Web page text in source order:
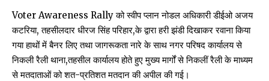
Voter Awareness Rally को स्वीप प्लान नोडल अधिकारी डीईओ अजय
कटरिया, तहसीलदार धीरज सिंह परिहार,के द्वारा हरी झंडी दिखाकर रवाना किया
गया हाथों में बैनर लिए तथा जागरूकता नारे के साथ नगर परिषद कार्यालय से
निकली रैली थाना,तहसील कार्यालय होते हुए मुख्य मार्गों से निकलीं रैली के माध्यम
से मतदाताओं को शत-प्रतिशत मतदान की अपील की गई।